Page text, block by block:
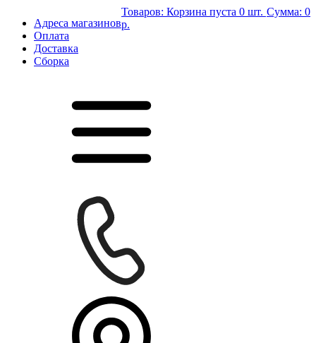
Адреса магазинов
Оплата
Доставка
Сборка
Товаров: Корзина пуста 0 шт. Сумма: 0
р.